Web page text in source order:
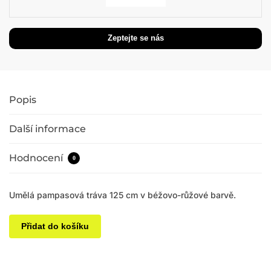
Popis
Další informace
Hodnocení 0
Umělá pampasová tráva 125 cm v béžovo-růžové barvě.
Přidat do košíku